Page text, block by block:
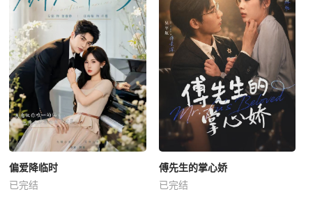
偏爱降临时
已完结
傅先生的掌心娇
已完结